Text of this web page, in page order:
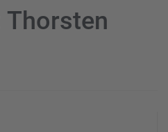
Thorsten